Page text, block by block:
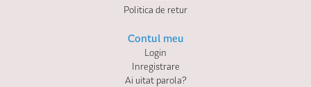
Politica de retur
Contul meu
Login
Inregistrare
Ai uitat parola?